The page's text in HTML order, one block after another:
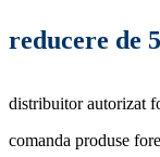
reducere de
distribuitor autorizat
comanda produse